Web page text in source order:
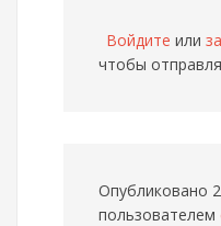
Войдите или
чтобы
Опубликовано
пользователем